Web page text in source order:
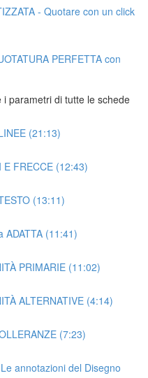
- Quotare con un click
PERFETTA con
i parametri di tutte le schede
(21:13)
FRECCE (12:43)
(13:11)
ADATTA (11:41)
PRIMARIE (11:02)
ALTERNATIVE (4:14)
(7:23)
annotazioni del Disegno